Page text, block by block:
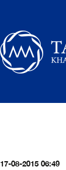
17-08-2015 06:49